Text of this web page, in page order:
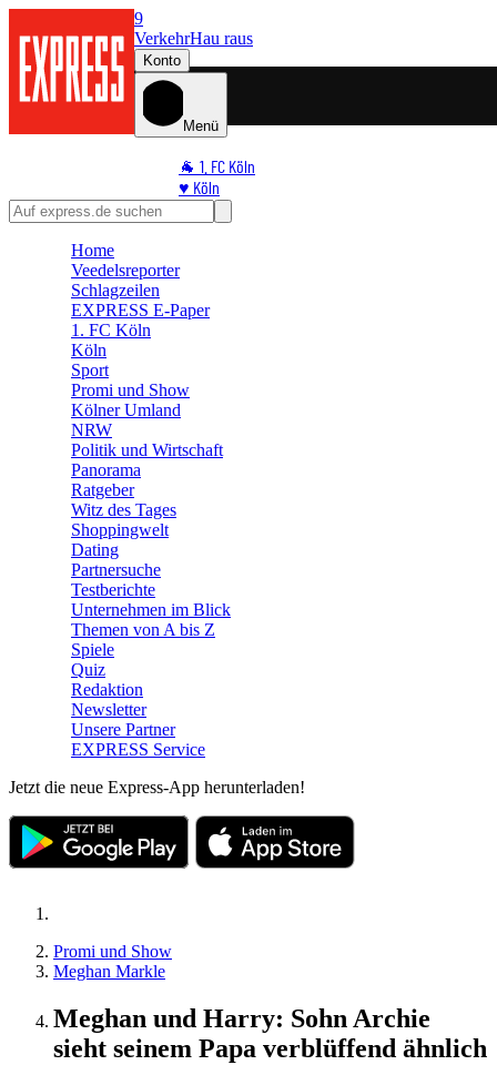
9
VerkehrHau raus
Konto
Menü
🐐 1. FC Köln
♥️ Köln
⭐ Promi
🛒 Shoppingwelt
Home
Veedelsreporter
Schlagzeilen
EXPRESS E-Paper
1. FC Köln
Köln
Sport
Promi und Show
Kölner Umland
NRW
Politik und Wirtschaft
Panorama
Ratgeber
Witz des Tages
Shoppingwelt
Dating
Partnersuche
Testberichte
Unternehmen im Blick
Themen von A bis Z
Spiele
Quiz
Redaktion
Newsletter
Unsere Partner
EXPRESS Service
Jetzt die neue Express-App herunterladen!
Promi und Show
Meghan Markle
Meghan und Harry: Sohn Archie
sieht seinem Papa verblüffend ähnlich